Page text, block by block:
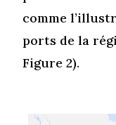
comme
ports de la
Figure 2).